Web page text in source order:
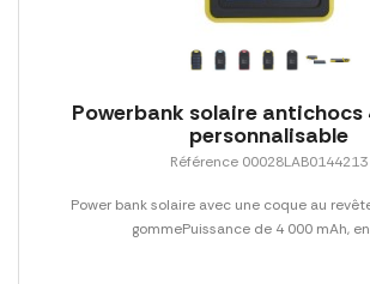
Powerbank solaire antichocs
personnalisable
Référence 00028LAB0144213
Power bank solaire avec une coque au
gommePuissance de 4 000 mAh,